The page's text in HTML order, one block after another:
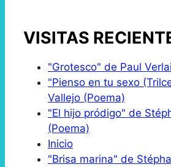
VISITAS
"Grotesco" de Paul
"Pienso en tu sexo
Vallejo (Poema)
"El hijo pródigo" de
(Poema)
Inicio
"Brisa marina" de